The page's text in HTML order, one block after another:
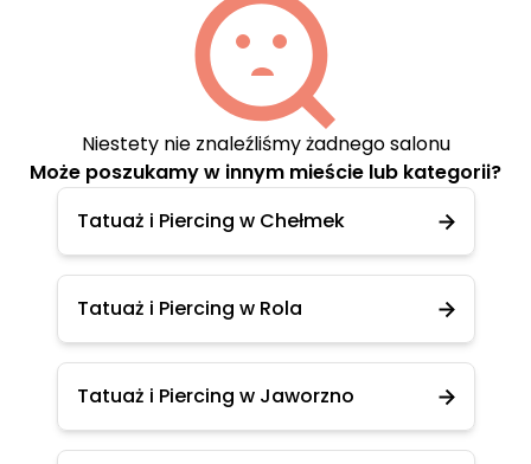
Niestety nie znaleźliśmy żadnego salonu
Może poszukamy w innym mieście lub kategorii?
Tatuaż i Piercing w Chełmek
Tatuaż i Piercing w Rola
Tatuaż i Piercing w Jaworzno